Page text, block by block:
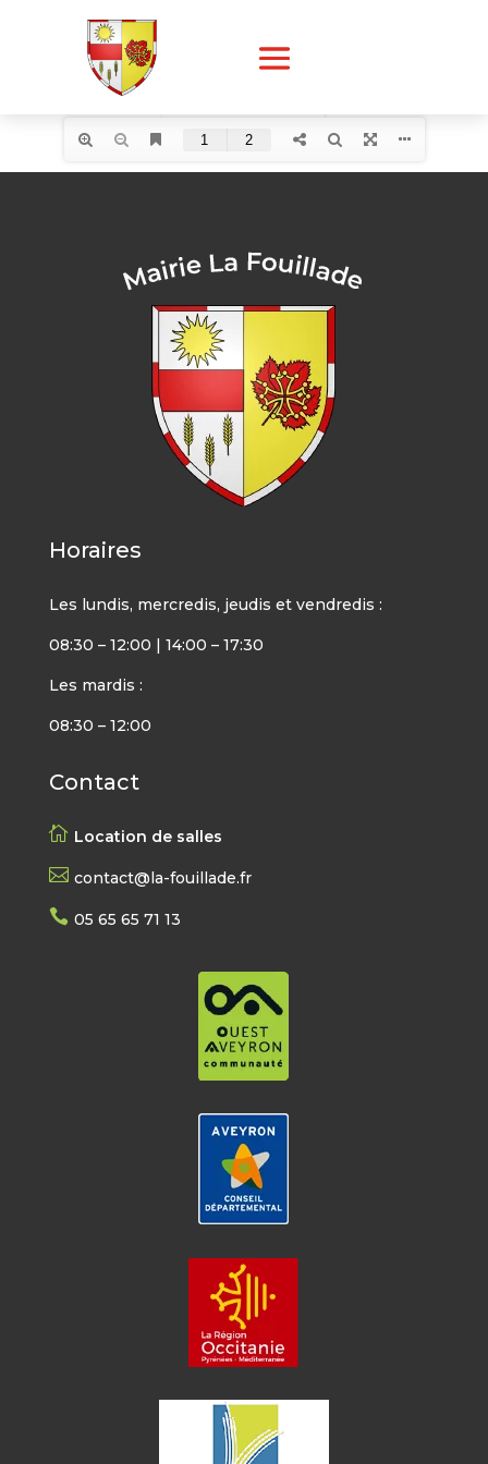
Horaires
Les lundis, mercredis, jeudis et vendredis :
08:30 – 12:00 | 14:00 – 17:30
Les mardis :
08:30 – 12:00
Contact
 Location de salles
 contact@la-fouillade.fr
 05 65 65 71 13